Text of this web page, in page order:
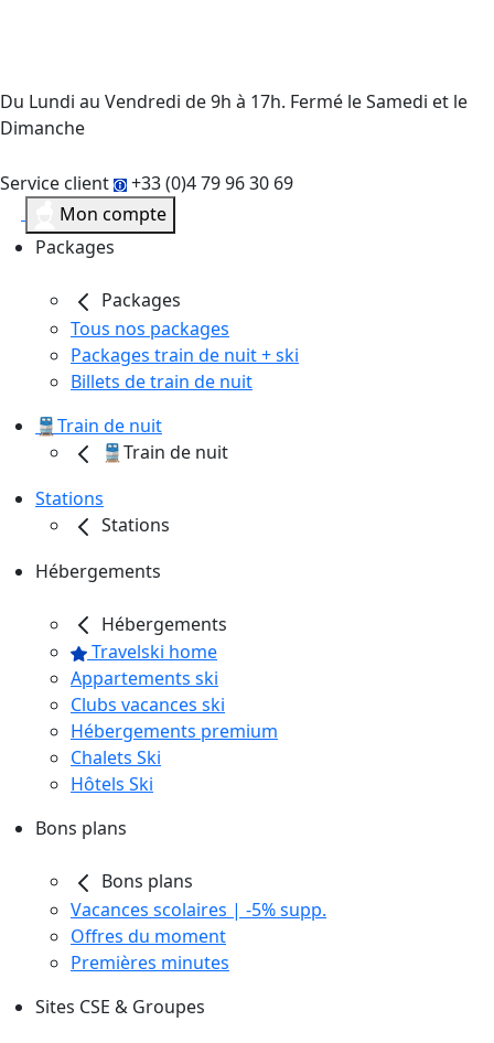
Du Lundi au Vendredi de 9h à 17h. Fermé le Samedi et le
Dimanche
Service client
+33 (0)4 79 96 30 69
Mon compte
Packages
Packages
Tous nos packages
Packages train de nuit + ski
Billets de train de nuit
🚆Train de nuit
🚆Train de nuit
Stations
Stations
Hébergements
Hébergements
Travelski home
Appartements ski
Clubs vacances ski
Hébergements premium
Chalets Ski
Hôtels Ski
Bons plans
Bons plans
Vacances scolaires | -5% supp.
Offres du moment
Premières minutes
Sites CSE & Groupes